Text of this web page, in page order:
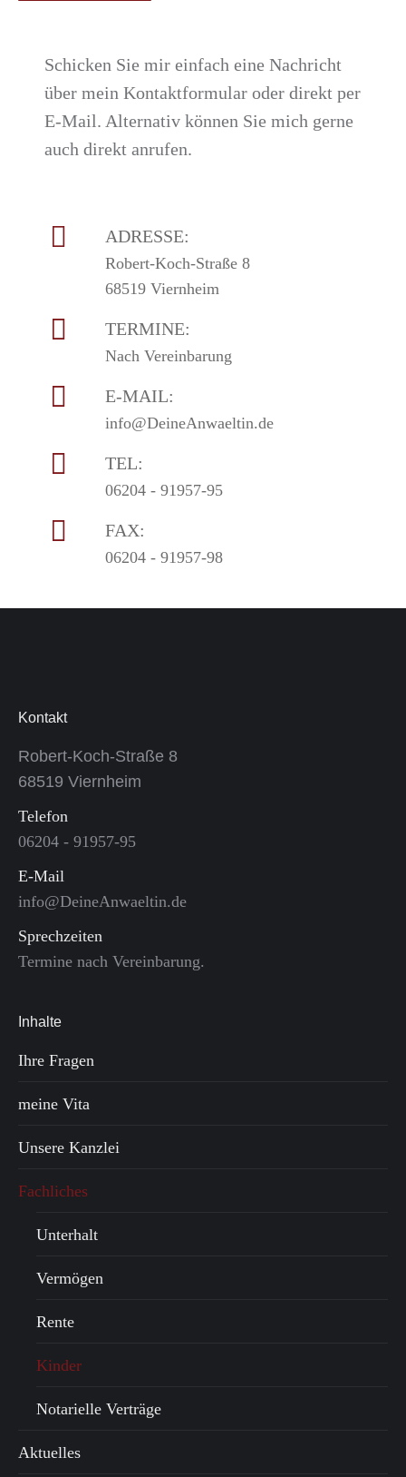
Schicken Sie mir einfach eine Nachricht
über mein Kontaktformular oder direkt per
E-Mail. Alternativ können Sie mich gerne
auch direkt anrufen.
ADRESSE:
Robert-Koch-Straße 8
68519 Viernheim
TERMINE:
Nach Vereinbarung
E-MAIL:
info@DeineAnwaeltin.de
TEL:
06204 - 91957-95
FAX:
06204 - 91957-98
Kontakt
Robert-Koch-Straße 8
68519 Viernheim
Telefon
06204 - 91957-95
E-Mail
info@DeineAnwaeltin.de
Sprechzeiten
Termine nach Vereinbarung.
Inhalte
Ihre Fragen
meine Vita
Unsere Kanzlei
Fachliches
Unterhalt
Vermögen
Rente
Kinder
Notarielle Verträge
Aktuelles